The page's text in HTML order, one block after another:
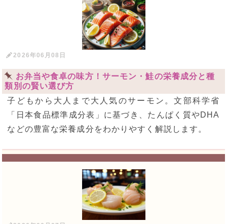
2026年06月08日
お弁当や食卓の味方！サーモン・鮭の栄養成分と種
類別の賢い選び方
子どもから大人まで大人気のサーモン。文部科学省
「日本食品標準成分表」に基づき、たんぱく質やDHA
などの豊富な栄養成分をわかりやすく解説します。